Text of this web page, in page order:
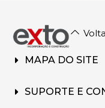
MAPA DO SITE
SUPORTE E